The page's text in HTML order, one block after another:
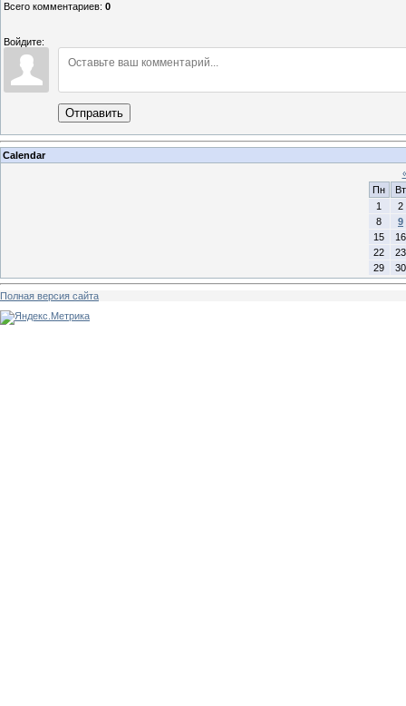
Всего комментариев: 0
Войдите:
Отправить
Calendar
Пн
Вт
1
2
8
9
15
16
22
23
29
30
Полная версия сайта